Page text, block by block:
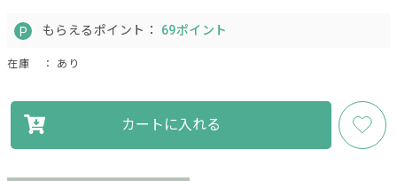
もらえるポイント： 69ポイント
在庫 ： あり
カートに入れる